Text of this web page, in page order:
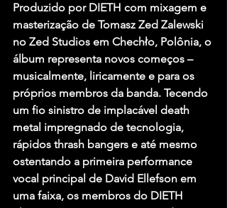
Produzido por DIETH com mixagem e
masterização de Tomasz Zed Zalewski
no Zed Studios em Chechło, Polônia, o
álbum representa novos começos –
musicalmente, liricamente e para os
próprios membros da banda. Tecendo
um fio sinistro de implacável death
metal impregnado de tecnologia,
rápidos thrash bangers e até mesmo
ostentando a primeira performance
vocal principal de David Ellefson em
uma faixa, os membros do DIETH